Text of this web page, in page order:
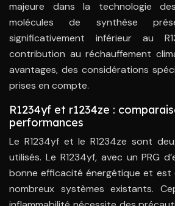
majeure dans la technologie
molécules de synthèse
significativement inférieur au
contribution au réchauffement
avantages, des considérations
prises en compte.
R1234yf et r1234ze :
performances
Le R1234yf et le R1234ze sont
utilisés. Le R1234yf, avec un PRG
bonne efficacité énergétique et est
nombreux systèmes existants.